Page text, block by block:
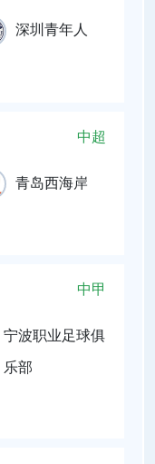
深圳青年人
中超
青岛西海岸
中甲
宁波职业足球俱
乐部